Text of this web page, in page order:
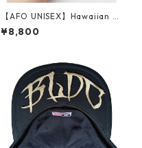
【AFO UNISEX】Hawaiian Je
welry BRACELET / ハワイア
ン ジュエリーブレスレット
¥8,800